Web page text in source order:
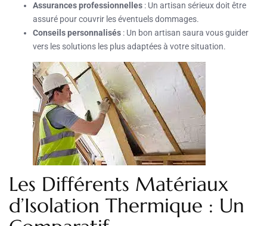
Assurances professionnelles : Un artisan sérieux doit être
assuré pour couvrir les éventuels dommages.
Conseils personnalisés : Un bon artisan saura vous guider
vers les solutions les plus adaptées à votre situation.
Les Différents Matériaux
d’Isolation Thermique : Un